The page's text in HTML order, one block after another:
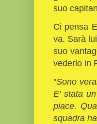
suo
Ci pensa
va. Sarà
suo
vederlo in
"Sono
E' stata
piace.
squadra